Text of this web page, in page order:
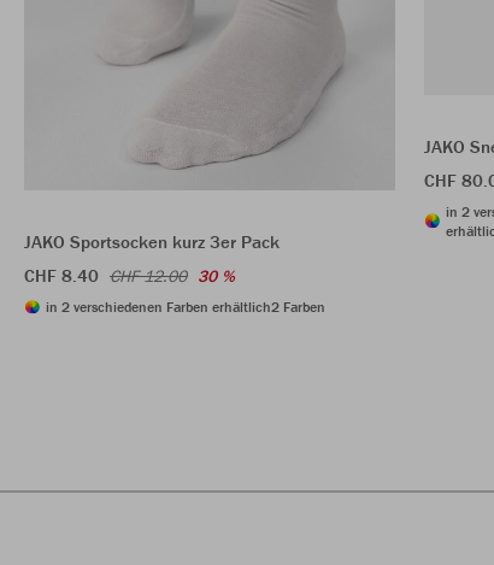
JAKO Sportsocken kurz 3er Pack
CHF 8.40 CHF 12.00 30 %
in 2 verschiedenen Farben erhältlich2 Farben
JAKO
CHF
in 2